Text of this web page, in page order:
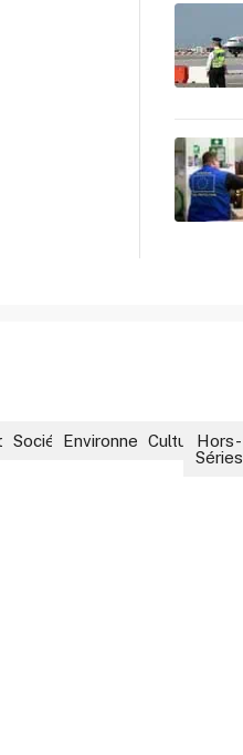
SociétéEnvironnementCultureHors-
Séries